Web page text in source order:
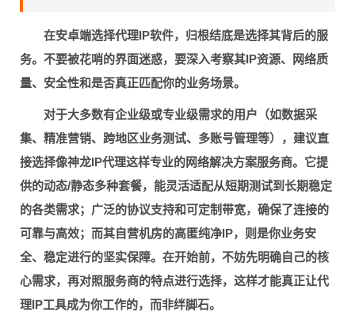
在安卓端选择代理IP软件，归根结底是选择其背后的服
务。不要被花哨的界面迷惑，要深入考察其IP资源、网络质
量、安全性和是否真正匹配你的业务场景。
对于大多数有企业级或专业级需求的用户（如数据采
集、精准营销、跨地区业务测试、多账号管理等），建议直
接选择像神龙IP代理这样专业的网络解决方案服务商。它提
供的动态/静态多种套餐，能灵活适配从短期测试到长期稳定
的各类需求；广泛的协议支持和可定制带宽，确保了连接的
可靠与高效；而其自营机房的高匿纯净IP，则是你业务安
全、稳定进行的坚实保障。在开始前，不妨先明确自己的核
心需求，再对照服务商的特点进行选择，这样才能真正让代
理IP工具成为你工作的，而非绊脚石。